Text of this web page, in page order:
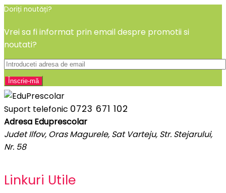
Doriți noutăți?
Vrei sa fi informat prin email despre promotii si
noutati?
Suport telefonic 0723 671 102
Adresa Eduprescolar
Judet Ilfov, Oras Magurele, Sat Varteju, Str. Stejarului,
Nr. 58
Linkuri Utile